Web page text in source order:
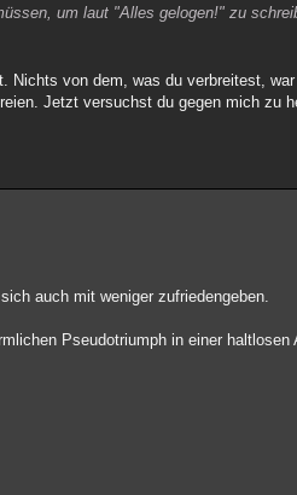
um laut "Alles gelogen!" zu
Nichts von dem, was du verbreitest,
Jetzt versuchst du gegen mich zu
auch mit weniger zufriedengeben.
Pseudotriumph in einer haltlosen